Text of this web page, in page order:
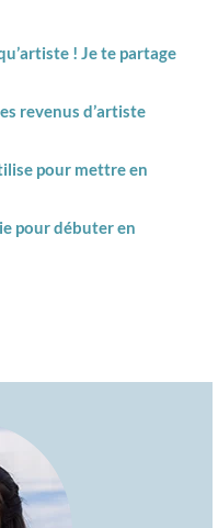
! Je te partage
revenus d’artiste
pour mettre en
pour débuter en